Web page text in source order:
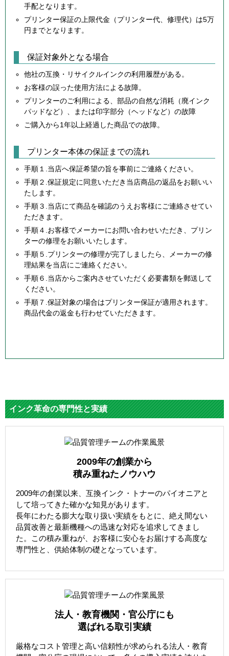
手配となります。
プリンター保証の上限代金（プリンター代、修理代）は5万
円までとなります。
保証対象外となる場合
他社の互換・リサイクルインクの利用履歴がある。
お客様の誤った使用方法による故障。
プリンターのご利用による、部品の自然な消耗（廃インク
パッドなど）、または印字部分（ヘッドなど）の故障
ご購入から1年以上経過した商品での故障。
プリンター本体の保証までの流れ
手順１.当店へ保証希望の旨を事前にご連絡ください。
手順２.保証規定に同意いただき当店商品の返品をお願いい
たします。
手順３.当店にて商品を確認のうえお客様にご連絡させてい
ただきます。
手順４.お客様でメーカーにお問い合わせいただき、プリン
ターの修理をお願いいたします。
手順５.プリンターの修理が完了しましたら、メーカーの修
理結果を当店にご連絡ください。
手順６.当店からご案内させていただく必要書類を郵送して
ください。
手順７.保証対象の場合はプリンター保証が適用されます。
商品代金の返金も行わせていただきます。
インク革命の専門性と実績
2009年の創業から
積み重ねたノウハウ
2009年の創業以来、互換インク・トナーのパイオニアと
して培ってきた確かな知見があります。
長年にわたる膨大な取り扱い実績をもとに、絶え間ない
品質改善と最新機種への迅速な対応を追求してきまし
た。この積み重ねが、お客様に安心をお届けする高度な
専門性と、供給体制の礎となっています。
法人・教育機関・官公庁にも
選ばれる取引実績
厳格なコスト管理と高い信頼性が求められる法人・教育